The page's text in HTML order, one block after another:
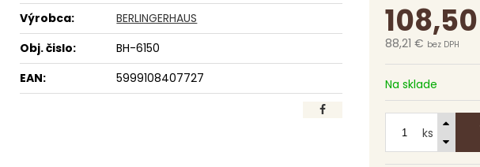
108,50
88,21 € bez DPH
Na sklade
ks
Výrobca:
BERLINGERHAUS
Obj. čislo:
BH-6150
EAN:
5999108407727